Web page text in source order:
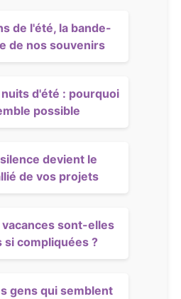
de l'été, la bande-
de nos souvenirs
nuits d'été : pourquoi
possible
devient le
de vos projets
sont-elles
si compliquées ?
gens qui semblent